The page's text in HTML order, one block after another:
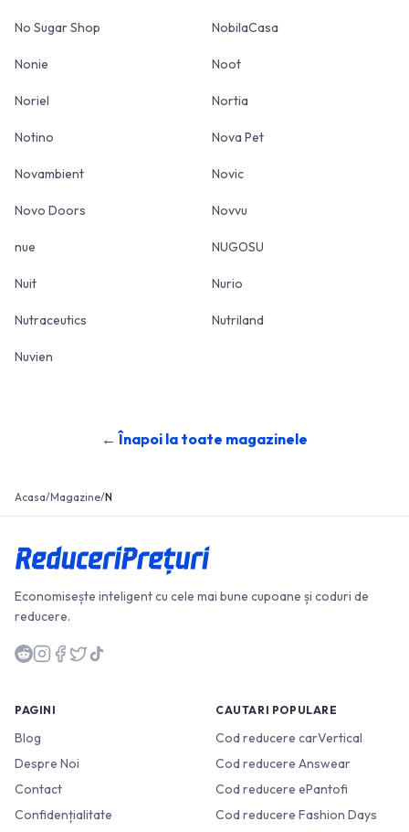
No Sugar Shop NobilaCasa
Nonie Noot
Noriel Nortia
Notino Nova Pet
Novambient Novic
Novo Doors Novvu
nue NUGOSU
Nuit Nurio
Nutraceutics Nutriland
Nuvien
← Înapoi la toate magazinele
Acasa/Magazine/N
Economisește inteligent cu cele mai bune cupoane și coduri de
reducere.
PAGINI
Blog
Despre Noi
Contact
Confidențialitate
CAUTARI POPULARE
Cod reducere carVertical
Cod reducere Answear
Cod reducere ePantofi
Cod reducere Fashion Days